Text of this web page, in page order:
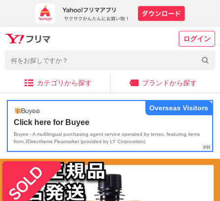
ログイン
カテゴリから探す ブランドから探す
Click here for Buyee
Buyee - A multilingual purchasing agent service operated by tenso, featuring items
from JDirectItems Fleamarket (provided by LY Corporation)
Overseas Visitors